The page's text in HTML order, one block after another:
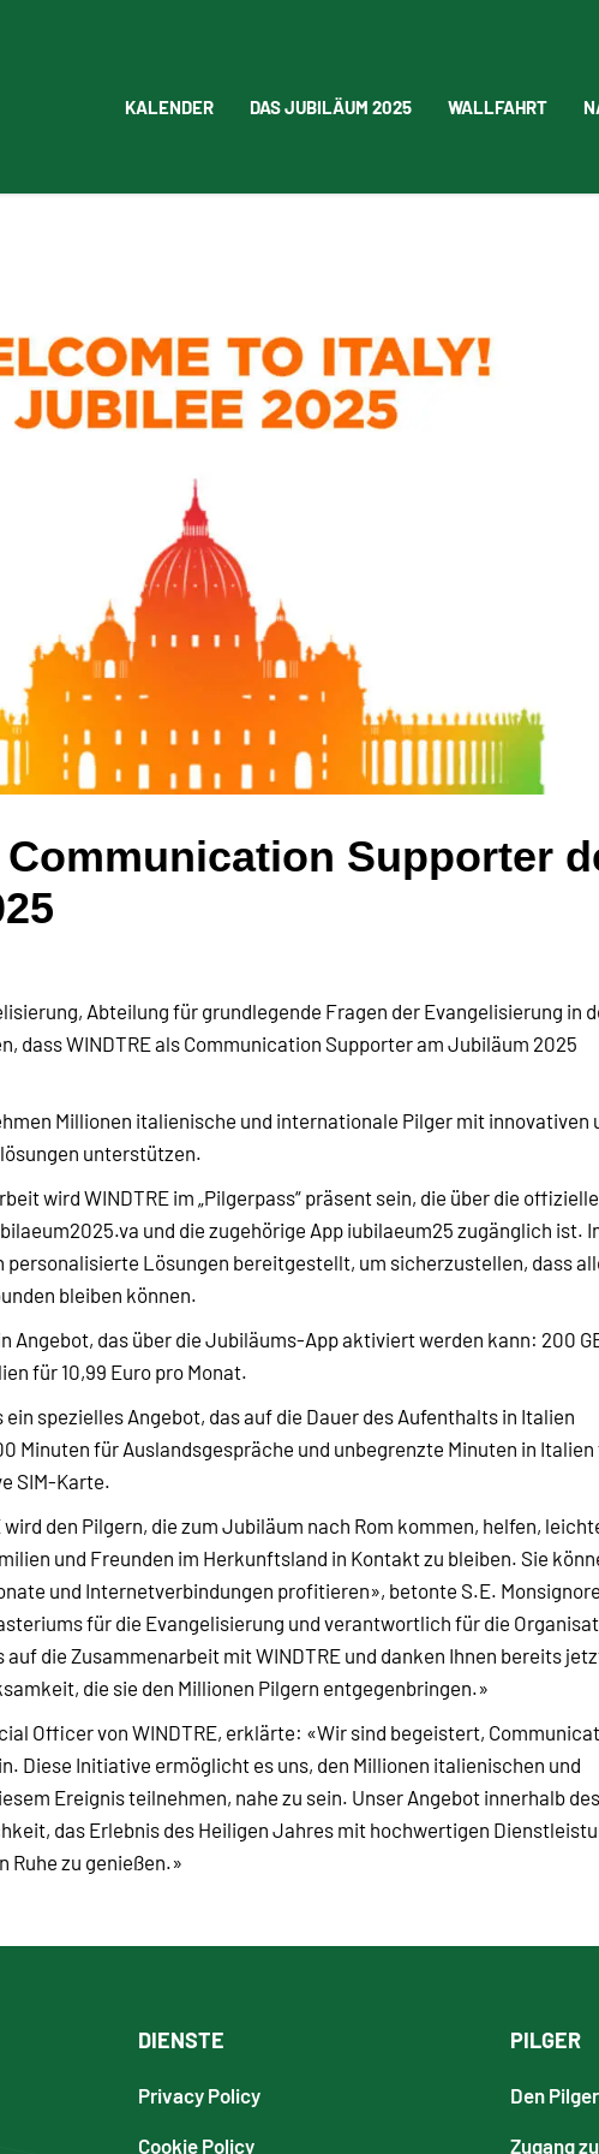
KALENDER DAS JUBILÄUM 2025 WALLFAHRT
Communication Supporter
Abteilung für grundlegende Fragen der Evangelisierung in
dass WINDTRE als Communication Supporter am Jubiläum 2025
Millionen italienische und internationale Pilger mit innovativen
unterstützen.
wird WINDTRE im „Pilgerpass“ präsent sein, die über die offizielle
und die zugehörige App iubilaeum25 zugänglich ist.
personalisierte Lösungen bereitgestellt, um sicherzustellen, dass
bleiben können.
Angebot, das über die Jubiläums-App aktiviert werden kann: 200
für 10,99 Euro pro Monat.
spezielles Angebot, das auf die Dauer des Aufenthalts in Italien
Minuten für Auslandsgespräche und unbegrenzte Minuten in
SIM-Karte.
den Pilgern, die zum Jubiläum nach Rom kommen, helfen,
und Freunden im Herkunftsland in Kontakt zu bleiben. Sie
und Internetverbindungen profitieren», betonte S.E.
für die Evangelisierung und verantwortlich für die
die Zusammenarbeit mit WINDTRE und danken Ihnen bereits
die sie den Millionen Pilgern entgegenbringen.»
Officer von WINDTRE, erklärte: «Wir sind begeistert,
Diese Initiative ermöglicht es uns, den Millionen italienischen und
Ereignis teilnehmen, nahe zu sein. Unser Angebot innerhalb des
das Erlebnis des Heiligen Jahres mit hochwertigen
Ruhe zu genießen.»
DIENSTE
Privacy Policy
Cookie Policy
PILGER
Den
Zugang